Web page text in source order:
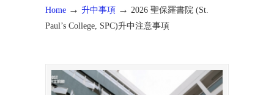
Home → 升中事項 → 2026 聖保羅書院 (St.
Paul’s College, SPC)升中注意事項